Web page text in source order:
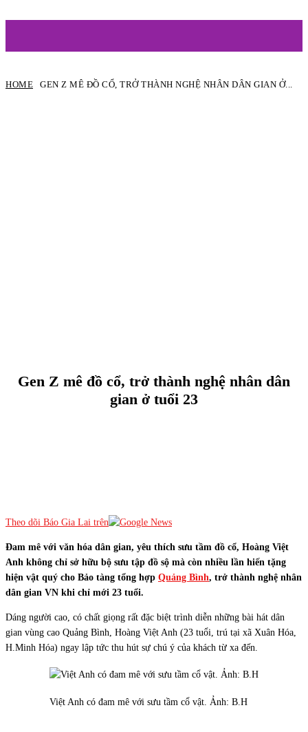
HOME GEN Z MÊ ĐỒ CỔ, TRỞ THÀNH NGHỆ NHÂN DÂN GIAN Ở...
Gen Z mê đồ cổ, trở thành nghệ nhân dân
gian ở tuổi 23
Theo dõi Báo Gia Lai trên
Đam mê với văn hóa dân gian, yêu thích sưu tầm đồ cổ, Hoàng Việt
Anh không chỉ sở hữu bộ sưu tập đồ sộ mà còn nhiều lần hiến tặng
hiện vật quý cho Bảo tàng tổng hợp Quảng Bình, trở thành nghệ nhân
dân gian VN khi chỉ mới 23 tuổi.
Dáng người cao, có chất giọng rất đặc biệt trình diễn những bài hát dân
gian vùng cao Quảng Bình, Hoàng Việt Anh (23 tuổi, trú tại xã Xuân Hóa,
H.Minh Hóa) ngay lập tức thu hút sự chú ý của khách từ xa đến.
Việt Anh có đam mê với sưu tầm cổ vật. Ảnh: B.H